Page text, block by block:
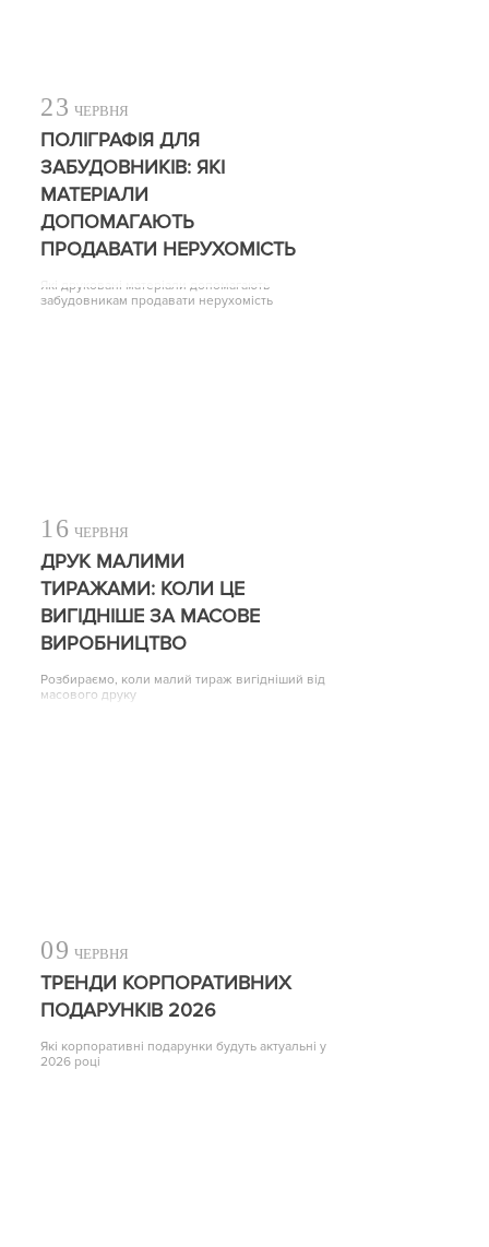
23 ЧЕРВНЯ
ПОЛІГРАФІЯ ДЛЯ
ЗАБУДОВНИКІВ: ЯКІ
МАТЕРІАЛИ
ДОПОМАГАЮТЬ
ПРОДАВАТИ НЕРУХОМІСТЬ
Які друковані матеріали допомагають
забудовникам продавати нерухомість
16 ЧЕРВНЯ
ДРУК МАЛИМИ
ТИРАЖАМИ: КОЛИ ЦЕ
ВИГІДНІШЕ ЗА МАСОВЕ
ВИРОБНИЦТВО
Розбираємо, коли малий тираж вигідніший від
масового друку
09 ЧЕРВНЯ
ТРЕНДИ КОРПОРАТИВНИХ
ПОДАРУНКІВ 2026
Які корпоративні подарунки будуть актуальні у
2026 році